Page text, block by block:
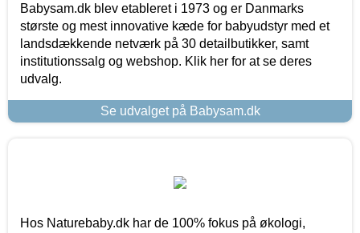
Babysam.dk blev etableret i 1973 og er Danmarks
største og mest innovative kæde for babyudstyr med et
landsdækkende netværk på 30 detailbutikker, samt
institutionssalg og webshop. Klik her for at se deres
udvalg.
Se udvalget på Babysam.dk
Hos Naturebaby.dk har de 100% fokus på økologi,